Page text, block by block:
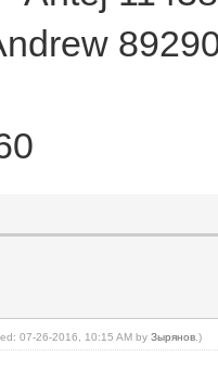
07-26-2016, 10:15 AM by Зырянов .)